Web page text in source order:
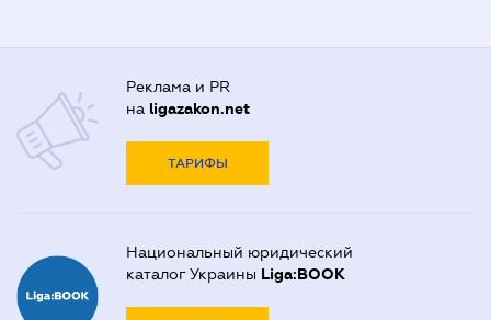
Реклама и PR
на ligazakon.net
ТАРИФЫ
Национальный юридический
каталог Украины Liga:BOOK